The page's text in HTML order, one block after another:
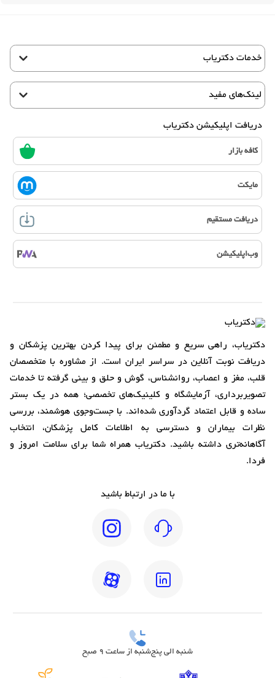
خدمات دکتریاب
لینک‌های مفید
دریافت اپلیکیشن دکتریاب
کافه بازار
مایکت
دریافت مستقیم
وب‌اپلیکیشن
دکتریاب، راهی سریع و مطمئن برای پیدا کردن بهترین پزشکان و
دریافت نوبت آنلاین در سراسر ایران است. از مشاوره با متخصصان
قلب، مغز و اعصاب، روانشناس، گوش و حلق و بینی گرفته تا خدمات
تصویربرداری، آزمایشگاه و کلینیک‌های تخصصی؛ همه در یک بستر
ساده و قابل اعتماد گردآوری شده‌اند. با جست‌وجوی هوشمند، بررسی
نظرات بیماران و دسترسی به اطلاعات کامل پزشکان، انتخاب
آگاهانه‌تری داشته باشید. دکتریاب همراه شما برای سلامت امروز و
فردا.
با ما در ارتباط باشید
شنبه الی پنج‌شنبه از ساعت 9 صبح